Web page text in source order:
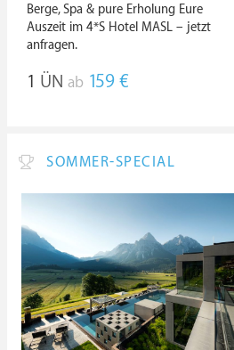
Berge, Spa & pure Erholung Eure
Auszeit im 4*S Hotel MASL – jetzt
anfragen.
1 ÜN ab 159 €
SOMMER-SPECIAL